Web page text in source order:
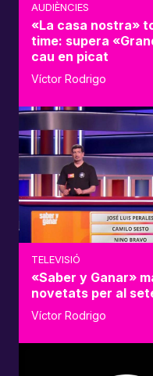
AUDIÈNCIES
«La casa nostra»
time: supera
cau en picat
Víctor Rodrigo
TELEVISIÓ
«Saber y Ganar»
novetats per al
Víctor Rodrigo